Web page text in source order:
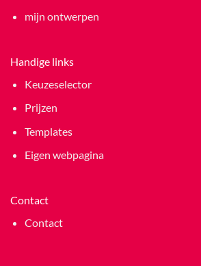
mijn ontwerpen
Handige links
Keuzeselector
Prijzen
Templates
Eigen webpagina
Contact
Contact